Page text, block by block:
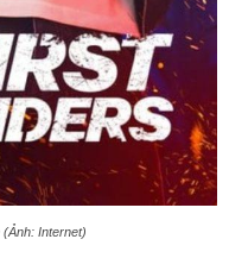
Internet)